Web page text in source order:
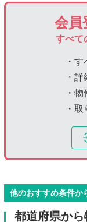
会員
すべて
・
・
・
・
他のおすすめ条件か
都道府県か